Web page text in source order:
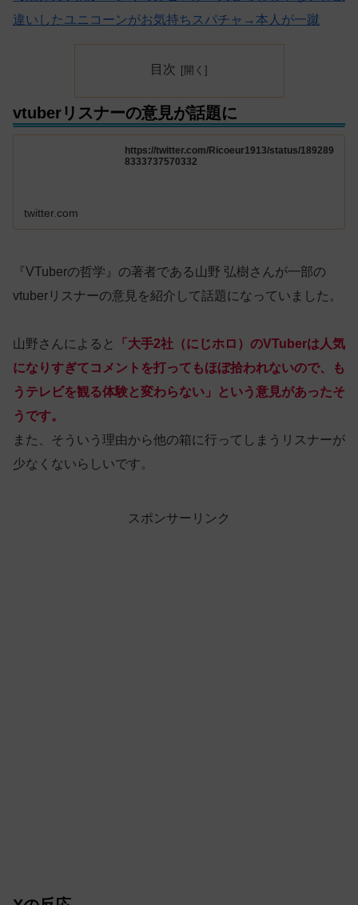
違いしたユニコーンがお気持ちスパチャ→本人が一蹴
目次
vtuberリスナーの意見が話題に
https://twitter.com/Ricoeur1913/status/189289
8333737570332
twitter.com
『VTuberの哲学』の著者である山野 弘樹さんが一部の
vtuberリスナーの意見を紹介して話題になっていました。
山野さんによると
「大手2社（にじホロ）のVTuberは人気
になりすぎてコメントを打ってもほぼ拾われないので、も
うテレビを観る体験と変わらない」という意見があったそ
うです。
また、そういう理由から他の箱に行ってしまうリスナーが
少なくないらしいです。
スポンサーリンク